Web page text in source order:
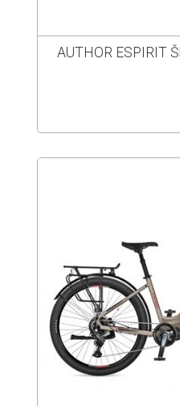
AUTHOR ESPIRIT